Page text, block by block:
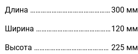
Длина ………………………………………300 мм
Ширина ……………………………………120 мм
Высота …………………………………… 225 мм